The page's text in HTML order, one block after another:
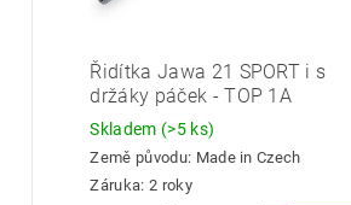
Řidítka Jawa 21 SPORT i s
držáky páček - TOP 1A
Skladem (>5 ks)
Země původu: Made in Czech
Záruka: 2 roky